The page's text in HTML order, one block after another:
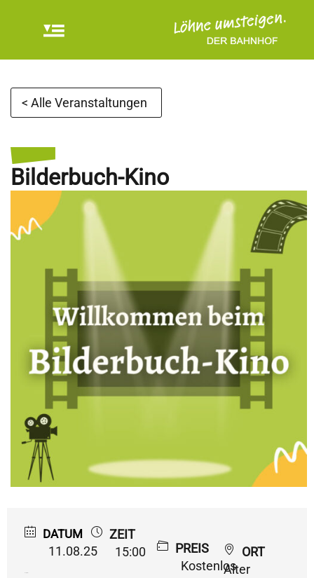
< Alle Veranstaltungen
Bilderbuch-Kino
DATUM
11.08.25
ZEIT
15:00
PREIS
Kostenlos
ORT
Alter